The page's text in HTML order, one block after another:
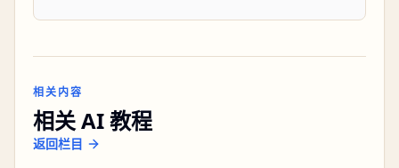
相关内容
相关 AI 教程
返回栏目